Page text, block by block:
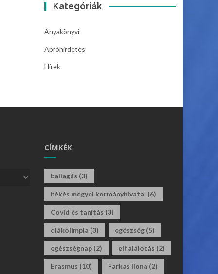
Kategóriák
Anyakönyvi
Apróhirdetés
Hírek
CÍMKÉK
ballagás (3)
békés megyei kormányhivatal (6)
Covid és tanítás (3)
diákolimpia (3) egészség (5)
egészségnap (2) elhalálozás (2)
Erasmus (10) Farkas Ilona (2)